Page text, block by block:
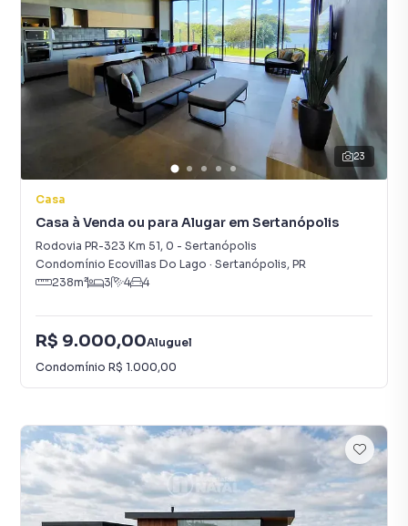
23
Casa
Casa à Venda ou para Alugar em Sertanópolis
Rodovia PR-323 Km 51, 0 - Sertanópolis
Condomínio Ecovillas Do Lago · Sertanópolis, PR
238m² 3 4 4
R$ 9.000,00Aluguel
Condomínio R$ 1.000,00